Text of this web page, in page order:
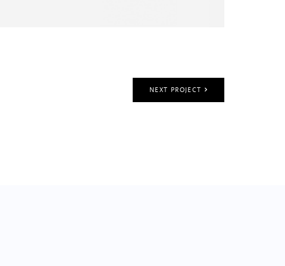
NEXT PROJECT